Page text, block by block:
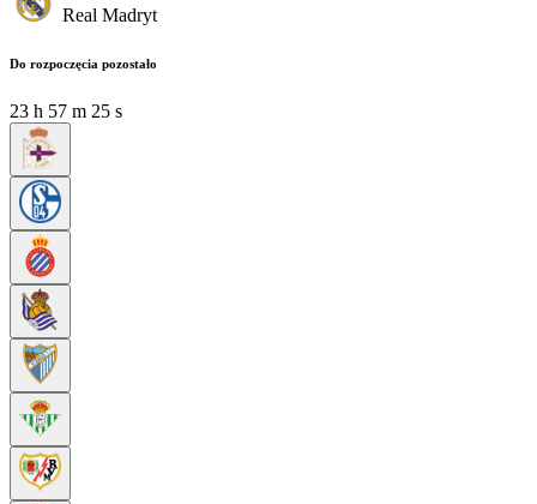
Real Madryt
Do rozpoczęcia pozostało
23 h 57 m 25 s